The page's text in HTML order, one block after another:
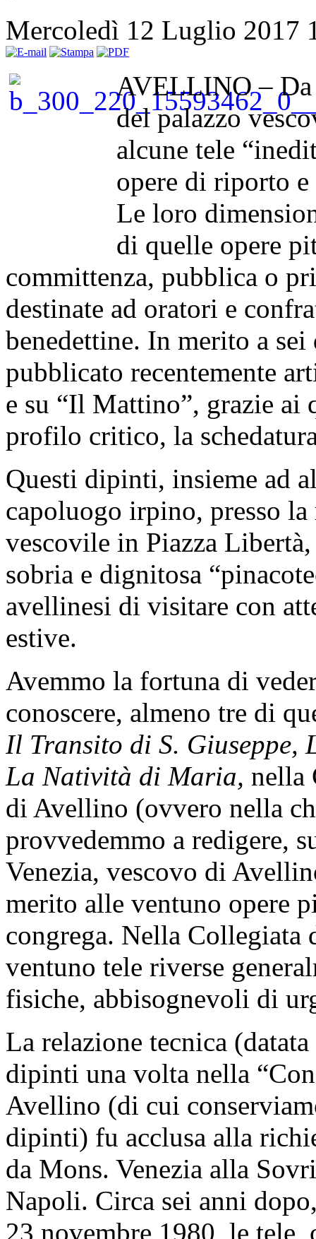
Mercoledì 12 Luglio 2017
AVELLINO – Da
del palazzo
alcune tele
opere di riporto
Le loro
di quelle opere
committenza, pubblica o
destinate ad oratori e
benedettine. In merito a
pubblicato recentemente
e su “Il Mattino”, grazie
profilo critico, la
Questi dipinti, insieme ad
capoluogo irpino, presso
vescovile in Piazza
sobria e dignitosa
avellinesi di visitare con
estive.
Avemmo la fortuna di
conoscere, almeno tre di
Il Transito di S.
La Natività di Maria, nella
di Avellino (ovvero nella
provvedemmo a redigere,
Venezia, vescovo di
merito alle ventuno opere
congrega. Nella
ventuno tele riverse
fisiche, abbisognevoli di
La relazione tecnica
dipinti una volta nella
Avellino (di cui
dipinti) fu acclusa alla
da Mons. Venezia alla
Napoli. Circa sei anni
23 novembre 1980, le tele,